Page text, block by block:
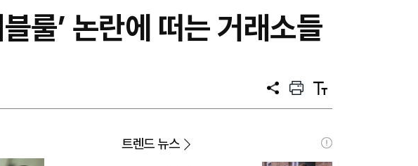
룰’ 논란에 떠는 거래소들
공
프
트
텍
트
트렌드 뉴스